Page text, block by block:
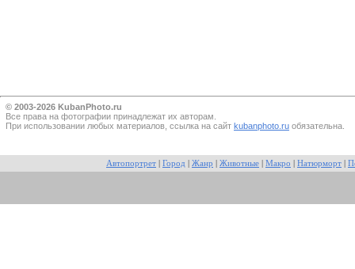
© 2003-2026 KubanPhoto.ru
Все прaва на фотографии принадлежат их авторам.
При использовании любых материалов, ссылка на сайт kubanphoto.ru обязательна.
Автопортрет Город Жанр Животные Макро Натюрморт